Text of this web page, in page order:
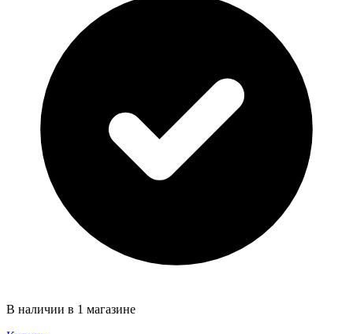
В наличии в 1 магазине